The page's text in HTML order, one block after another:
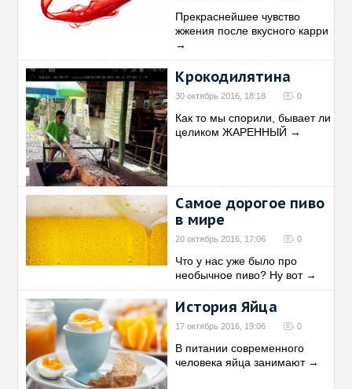
Прекраснейшее чувство
жжения после вкусного карри
→
Крокодилятина
30 октябрь 2016, 18:18 0
Как то мы спорили, бывает ли
целиком ЖАРЕННЫЙ →
Самое дорогое пиво
в мире
20 октябрь 2016, 17:06 0
Что у нас уже было про
необычное пиво? Ну вот→
История Яйца
17 октябрь 2016, 19:06 0
В питании современного
человека яйца занимают→